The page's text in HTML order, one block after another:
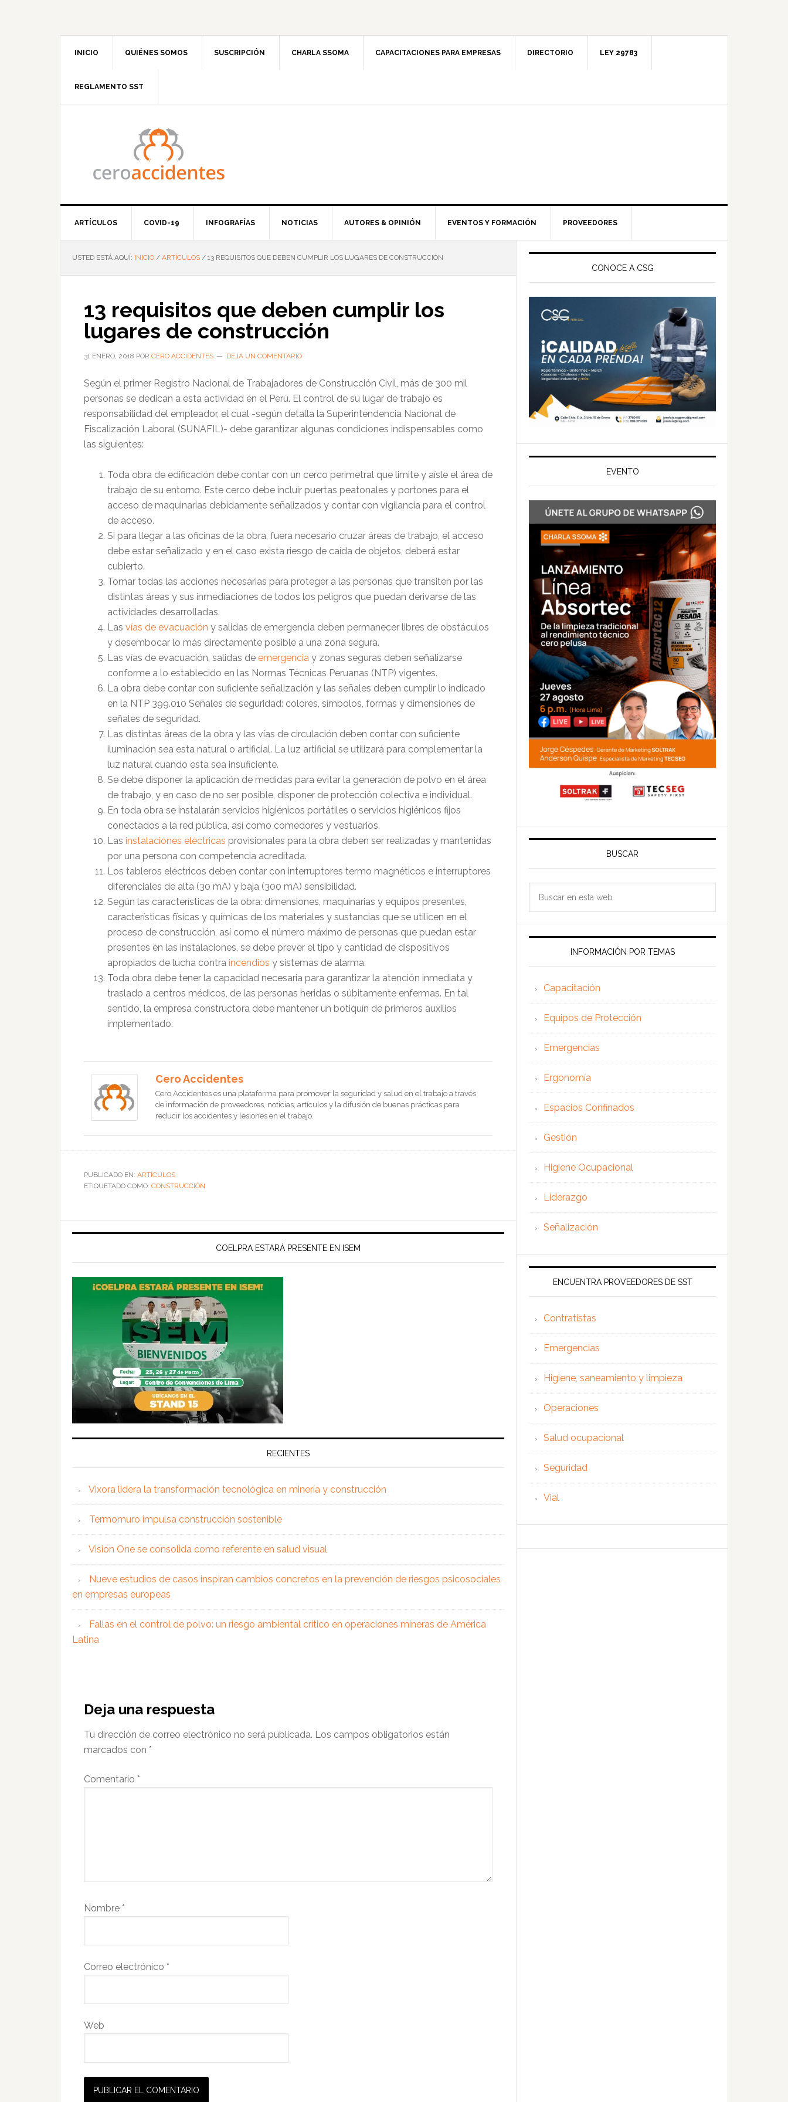
INICIO QUIÉNES SOMOS SUSCRIPCIÓN CHARLA SSOMA CAPACITACIONES PARA EMPRESAS DIRECTORIO LEY 29783
REGLAMENTO SST
ARTÍCULOS COVID-19 INFOGRAFÍAS NOTICIAS AUTORES & OPINIÓN EVENTOS Y FORMACIÓN PROVEEDORES
USTED ESTÁ AQUÍ: INICIO / ARTÍCULOS / 13 REQUISITOS QUE DEBEN CUMPLIR LOS LUGARES DE CONSTRUCCIÓN
13 requisitos que deben cumplir los
lugares de construcción
31 ENERO, 2018 POR CERO ACCIDENTES DEJA UN COMENTARIO
Según el primer Registro Nacional de Trabajadores de Construcción Civil, más de 300 mil
personas se dedican a esta actividad en el Perú. El control de su lugar de trabajo es
responsabilidad del empleador, el cual -según detalla la Superintendencia Nacional de
Fiscalización Laboral (SUNAFIL)- debe garantizar algunas condiciones indispensables como
las siguientes:
Toda obra de edificación debe contar con un cerco perimetral que limite y aísle el área de
trabajo de su entorno. Este cerco debe incluir puertas peatonales y portones para el
acceso de maquinarias debidamente señalizados y contar con vigilancia para el control
de acceso.
Si para llegar a las oficinas de la obra, fuera necesario cruzar áreas de trabajo, el acceso
debe estar señalizado y en el caso exista riesgo de caída de objetos, deberá estar
cubierto.
Tomar todas las acciones necesarias para proteger a las personas que transiten por las
distintas áreas y sus inmediaciones de todos los peligros que puedan derivarse de las
actividades desarrolladas.
Las vías de evacuación y salidas de emergencia deben permanecer libres de obstáculos
y desembocar lo más directamente posible a una zona segura.
Las vías de evacuación, salidas de emergencia y zonas seguras deben señalizarse
conforme a lo establecido en las Normas Técnicas Peruanas (NTP) vigentes.
La obra debe contar con suficiente señalización y las señales deben cumplir lo indicado
en la NTP 399.010 Señales de seguridad: colores, símbolos, formas y dimensiones de
señales de seguridad.
Las distintas áreas de la obra y las vías de circulación deben contar con suficiente
iluminación sea esta natural o artificial. La luz artificial se utilizará para complementar la
luz natural cuando esta sea insuficiente.
Se debe disponer la aplicación de medidas para evitar la generación de polvo en el área
de trabajo, y en caso de no ser posible, disponer de protección colectiva e individual.
En toda obra se instalarán servicios higiénicos portátiles o servicios higiénicos fijos
conectados a la red pública, así como comedores y vestuarios.
Las instalaciones eléctricas provisionales para la obra deben ser realizadas y mantenidas
por una persona con competencia acreditada.
Los tableros eléctricos deben contar con interruptores termo magnéticos e interruptores
diferenciales de alta (30 mA) y baja (300 mA) sensibilidad.
Según las características de la obra: dimensiones, maquinarias y equipos presentes,
características físicas y químicas de los materiales y sustancias que se utilicen en el
proceso de construcción, así como el número máximo de personas que puedan estar
presentes en las instalaciones, se debe prever el tipo y cantidad de dispositivos
apropiados de lucha contra incendios y sistemas de alarma.
Toda obra debe tener la capacidad necesaria para garantizar la atención inmediata y
traslado a centros médicos, de las personas heridas o súbitamente enfermas. En tal
sentido, la empresa constructora debe mantener un botiquín de primeros auxilios
implementado.
Cero Accidentes
Cero Accidentes es una plataforma para promover la seguridad y salud en el trabajo a través
de información de proveedores, noticias, artículos y la difusión de buenas prácticas para
reducir los accidentes y lesiones en el trabajo.
PUBLICADO EN: ARTÍCULOS
ETIQUETADO COMO: CONSTRUCCIÓN
COELPRA ESTARÁ PRESENTE EN ISEM
RECIENTES
Vixora lidera la transformación tecnológica en minería y construcción
Termomuro impulsa construcción sostenible
Vision One se consolida como referente en salud visual
Nueve estudios de casos inspiran cambios concretos en la prevención de riesgos psicosociales
en empresas europeas
Fallas en el control de polvo: un riesgo ambiental crítico en operaciones mineras de América
Latina
con
lectores
Deja una respuesta
Tu dirección de correo electrónico no será publicada. Los campos obligatorios están
marcados con *
Comentario *
Nombre *
Correo electrónico *
Web
Barra
principal
CONOCE A CSG
EVENTO
BUSCAR
web
INFORMACIÓN POR TEMAS
Capacitación
Equipos de Protección
Emergencias
Ergonomía
Espacios Confinados
Gestión
Higiene Ocupacional
Liderazgo
Señalización
ENCUENTRA PROVEEDORES DE SST
Contratistas
Emergencias
Higiene, saneamiento y limpieza
Operaciones
Salud ocupacional
Seguridad
Vial